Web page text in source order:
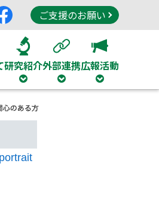
ご支援のお願い
研究紹介外部連携広報活動